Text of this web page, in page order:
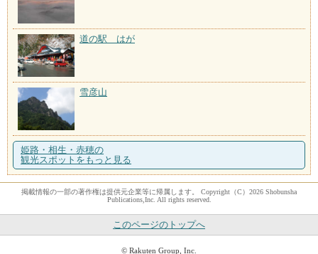
道の駅 はが
雪彦山
姫路・相生・赤穂の
観光スポットをもっと見る
掲載情報の一部の著作権は提供元企業等に帰属します。 Copyright（C）2026 Shobunsha
Publications,Inc. All rights reserved.
このページのトップへ
© Rakuten Group, Inc.